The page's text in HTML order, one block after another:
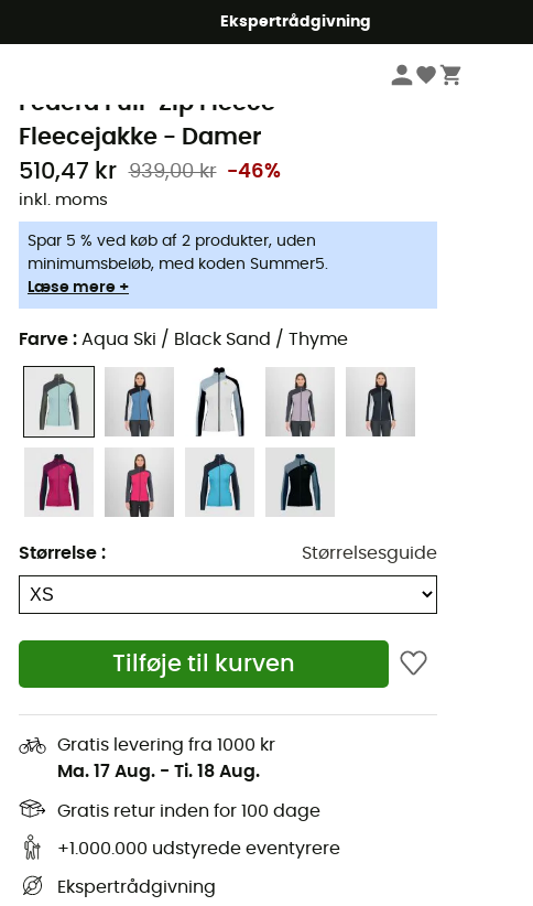
Ekspertrådgivning
Fleecejakker damer
Federa Full-Zip Fleece -
Fleecejakke - Damer
510,47 kr 939,00 kr -46%
inkl. moms
Spar 5 % ved køb af 2 produkter, uden
minimumsbeløb, med koden Summer5.
Læse mere +
Farve : Aqua Ski / Black Sand / Thyme
Størrelse : Størrelsesguide
Tilføje til kurven
Gratis levering fra 1000 kr
Ma. 17 Aug. - Ti. 18 Aug.
Gratis retur inden for 100 dage
+1.000.000 udstyrede eventyrere
Ekspertrådgivning